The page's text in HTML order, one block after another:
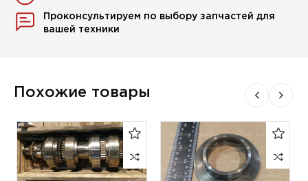
Проконсультируем по выбору запчастей для
вашей техники
Похожие товары